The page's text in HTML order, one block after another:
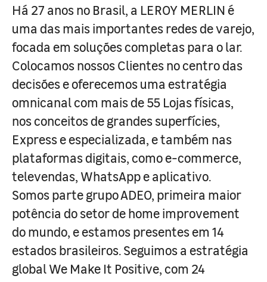
Há 27 anos no Brasil, a LEROY MERLIN é
uma das mais importantes redes de varejo,
focada em soluções completas para o lar.
Colocamos nossos Clientes no centro das
decisões e oferecemos uma estratégia
omnicanal com mais de 55 Lojas físicas,
nos conceitos de grandes superfícies,
Express e especializada, e também nas
plataformas digitais, como e-commerce,
televendas, WhatsApp e aplicativo.
Somos parte grupo ADEO, primeira maior
potência do setor de home improvement
do mundo, e estamos presentes em 14
estados brasileiros. Seguimos a estratégia
global We Make It Positive, com 24